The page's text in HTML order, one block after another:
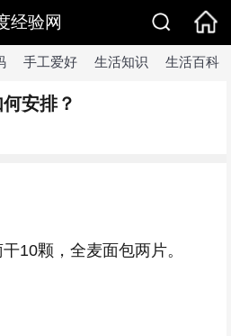
经验网
手工爱好 生活知识 生活百科
安排？
10颗，全麦面包两片。